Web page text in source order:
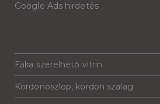
Google Ads hirdetés
Falra szerelhető vitrin
Kordonoszlop, kordon szalag